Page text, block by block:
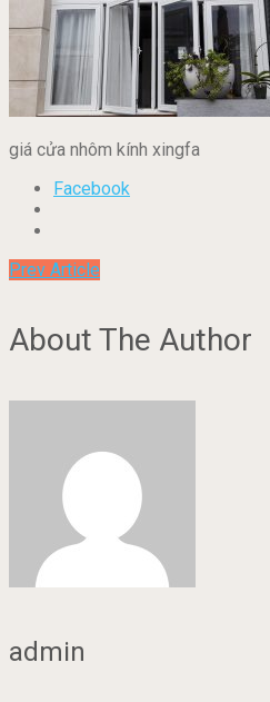
giá cửa nhôm kính xingfa
Facebook
Prev Article
About The Author
admin